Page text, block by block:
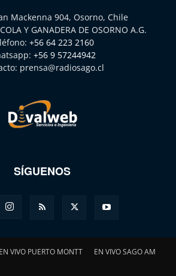
Mackenna 904, Osorno, Chile
Y GANADERA DE OSORNO A.G.
+56 64 223 2160
+56 9 57244942
prensa@radiosago.cl
SÍGUENOS
EN VIVO PUERTO MONTT EN VIVO SAGO AM